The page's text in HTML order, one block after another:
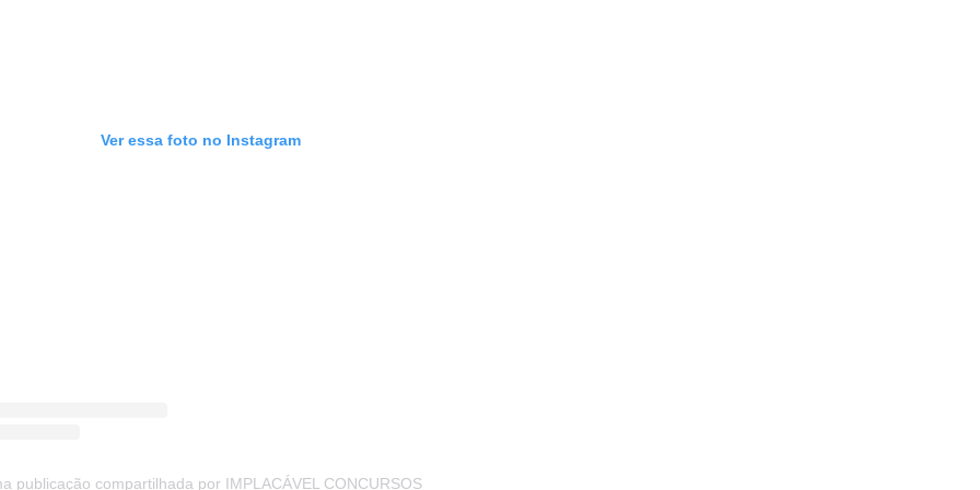
Ver essa foto no Instagram
publicação compartilhada por IMPLACÁVEL CONCURSOS